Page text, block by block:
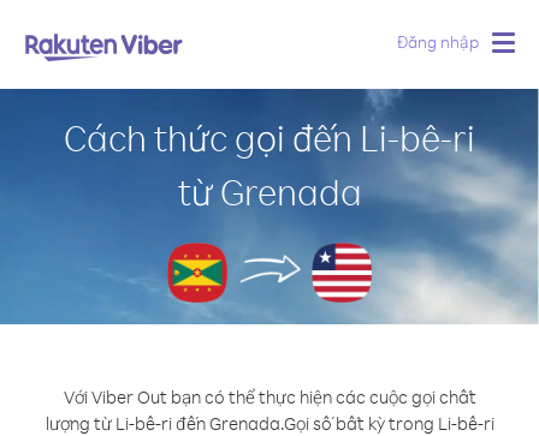
Đăng nhập
Cách thức gọi đến Li-bê-ri
từ Grenada
Với Viber Out bạn có thể thực hiện các cuộc gọi chất
lượng từ Li-bê-ri đến Grenada.Gọi số bất kỳ trong Li-bê-ri